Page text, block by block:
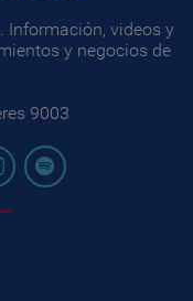
Información, videos y
y negocios de
9003